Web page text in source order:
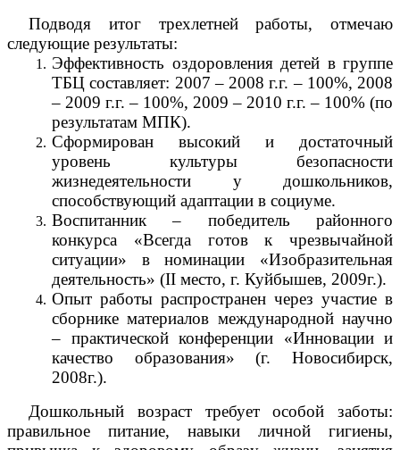
Подводя итог трехлетней работы, отмечаю
следующие результаты:
Эффективность оздоровления детей в группе
ТБЦ составляет: 2007 – 2008 г.г. – 100%, 2008
– 2009 г.г. – 100%, 2009 – 2010 г.г. – 100% (по
результатам МПК).
Сформирован высокий и достаточный
уровень культуры безопасности
жизнедеятельности у дошкольников,
способствующий адаптации в социуме.
Воспитанник – победитель районного
конкурса «Всегда готов к чрезвычайной
ситуации» в номинации «Изобразительная
деятельность» (II место, г. Куйбышев, 2009г.).
Опыт работы распространен через участие в
сборнике материалов международной научно
– практической конференции «Инновации и
качество образования» (г. Новосибирск,
2008г.).
Дошкольный возраст требует особой заботы:
правильное питание, навыки личной гигиены,